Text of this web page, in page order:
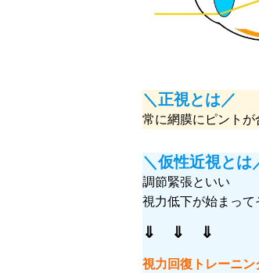
＼正視とは／
常に網膜にピントが
＼仮性近視とは
調節緊張といい
視力低下が始まっ
⇓ ⇓ ⇓
視力回復トレーニン